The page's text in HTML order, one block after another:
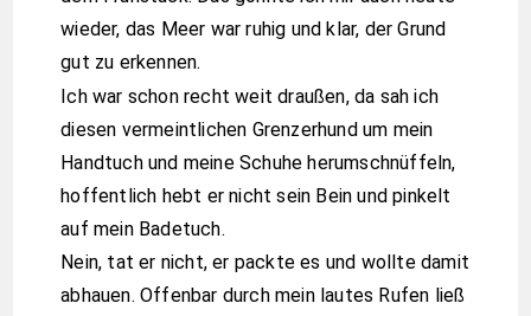
wieder, das Meer war ruhig und klar, der Grund
gut zu erkennen.
Ich war schon recht weit draußen, da sah ich
diesen vermeintlichen Grenzerhund um mein
Handtuch und meine Schuhe herumschnüffeln,
hoffentlich hebt er nicht sein Bein und pinkelt
auf mein Badetuch.
Nein, tat er nicht, er packte es und wollte damit
abhauen. Offenbar durch mein lautes Rufen ließ